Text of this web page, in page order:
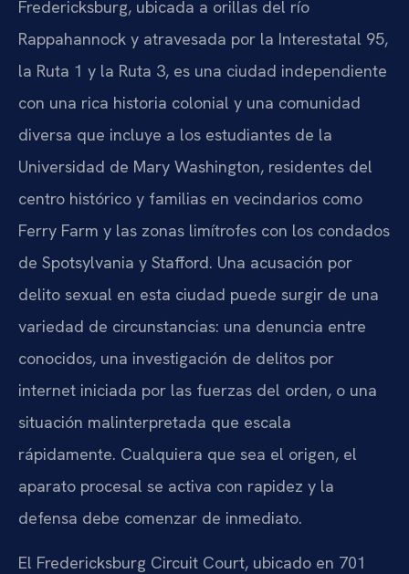
Fredericksburg, ubicada a orillas del río
Rappahannock y atravesada por la Interestatal 95,
la Ruta 1 y la Ruta 3, es una ciudad independiente
con una rica historia colonial y una comunidad
diversa que incluye a los estudiantes de la
Universidad de Mary Washington, residentes del
centro histórico y familias en vecindarios como
Ferry Farm y las zonas limítrofes con los condados
de Spotsylvania y Stafford. Una acusación por
delito sexual en esta ciudad puede surgir de una
variedad de circunstancias: una denuncia entre
conocidos, una investigación de delitos por
internet iniciada por las fuerzas del orden, o una
situación malinterpretada que escala
rápidamente. Cualquiera que sea el origen, el
aparato procesal se activa con rapidez y la
defensa debe comenzar de inmediato.
El Fredericksburg Circuit Court, ubicado en 701